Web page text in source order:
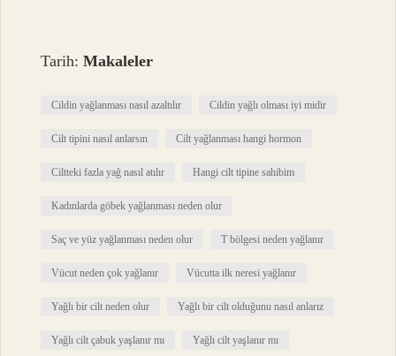
Tarih:Makaleler
Cildin yağlanması nasıl azaltılır Cildin yağlı olması iyi midir
Cilt tipini nasıl anlarsın Cilt yağlanması hangi hormon
Ciltteki fazla yağ nasıl atılır Hangi cilt tipine sahibim
Kadınlarda göbek yağlanması neden olur
Saç ve yüz yağlanması neden olur T bölgesi neden yağlanır
Vücut neden çok yağlanır Vücutta ilk neresi yağlanır
Yağlı bir cilt neden olur Yağlı bir cilt olduğunu nasıl anlarız
Yağlı cilt çabuk yaşlanır mı Yağlı cilt yaşlanır mı